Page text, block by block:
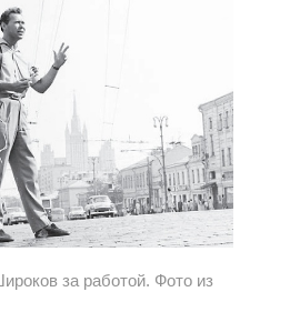
за работой. Фото из